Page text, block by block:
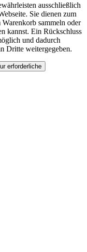
ausschließlich
Sie dienen zum
sammeln oder
kannst. Ein Rückschluss
und dadurch
Dritte weitergegeben.
erforderliche